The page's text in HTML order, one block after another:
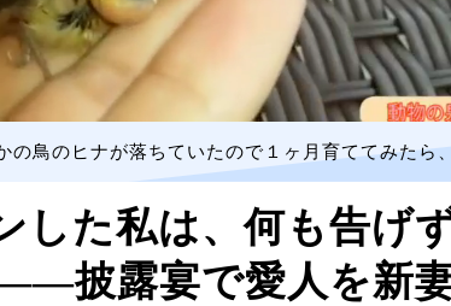
の鳥のヒナが落ちていたので１ヶ月育ててみたら
した私は、何も告げ
披露宴で愛人を新